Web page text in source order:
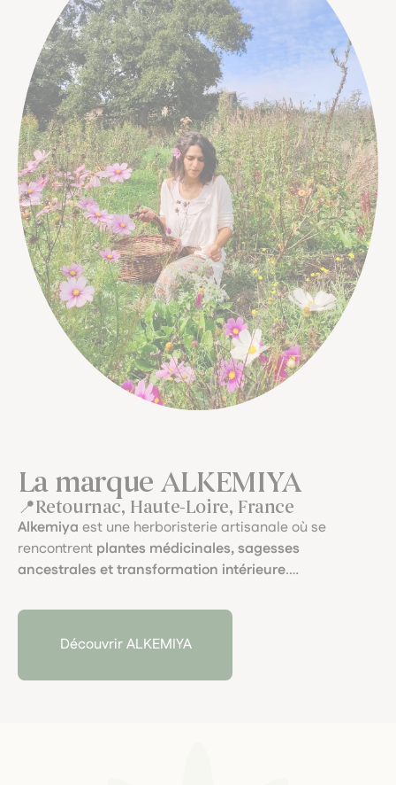
La marque ALKEMIYA
Retournac, Haute-Loire, France
Alkemiya est une herboristerie artisanale où se
rencontrent plantes médicinales, sagesses
ancestrales et transformation intérieure.
d’origine libanaise, elle développe des préparations
sensibles mêlant terrain thérapeutique, intuition et
rituels végétaux .
De la graine au flacon, chaque élixir, tisane ou double
Découvrir ALKEMIYA